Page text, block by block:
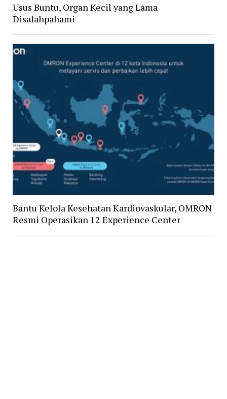
Usus Buntu, Organ Kecil yang Lama
Disalahpahami
Bantu Kelola Kesehatan Kardiovaskular, OMRON
Resmi Operasikan 12 Experience Center